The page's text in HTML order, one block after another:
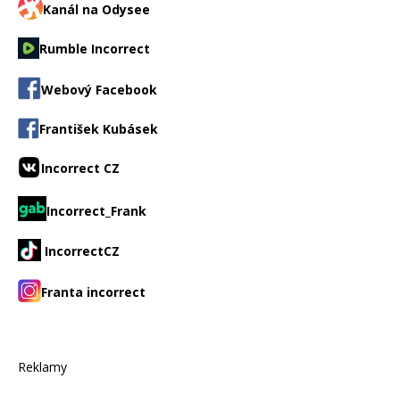
Kanál na Odysee
Rumble Incorrect
Webový Facebook
František Kubásek
Incorrect CZ
Incorrect_Frank
IncorrectCZ
Franta incorrect
Reklamy